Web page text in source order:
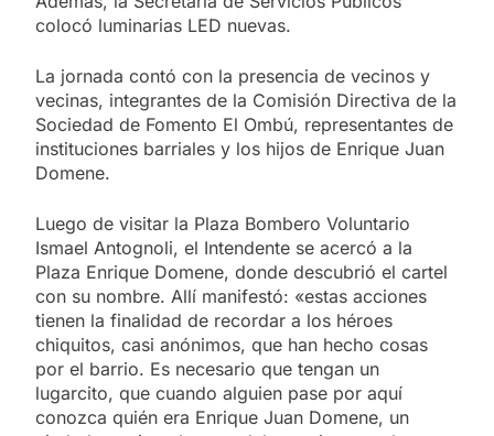
colocó luminarias LED nuevas.
La jornada contó con la presencia de vecinos y
vecinas, integrantes de la Comisión Directiva de la
Sociedad de Fomento El Ombú, representantes de
instituciones barriales y los hijos de Enrique Juan
Domene.
Luego de visitar la Plaza Bombero Voluntario
Ismael Antognoli, el Intendente se acercó a la
Plaza Enrique Domene, donde descubrió el cartel
con su nombre. Allí manifestó: «estas acciones
tienen la finalidad de recordar a los héroes
chiquitos, casi anónimos, que han hecho cosas
por el barrio. Es necesario que tengan un
lugarcito, que cuando alguien pase por aquí
conozca quién era Enrique Juan Domene, un